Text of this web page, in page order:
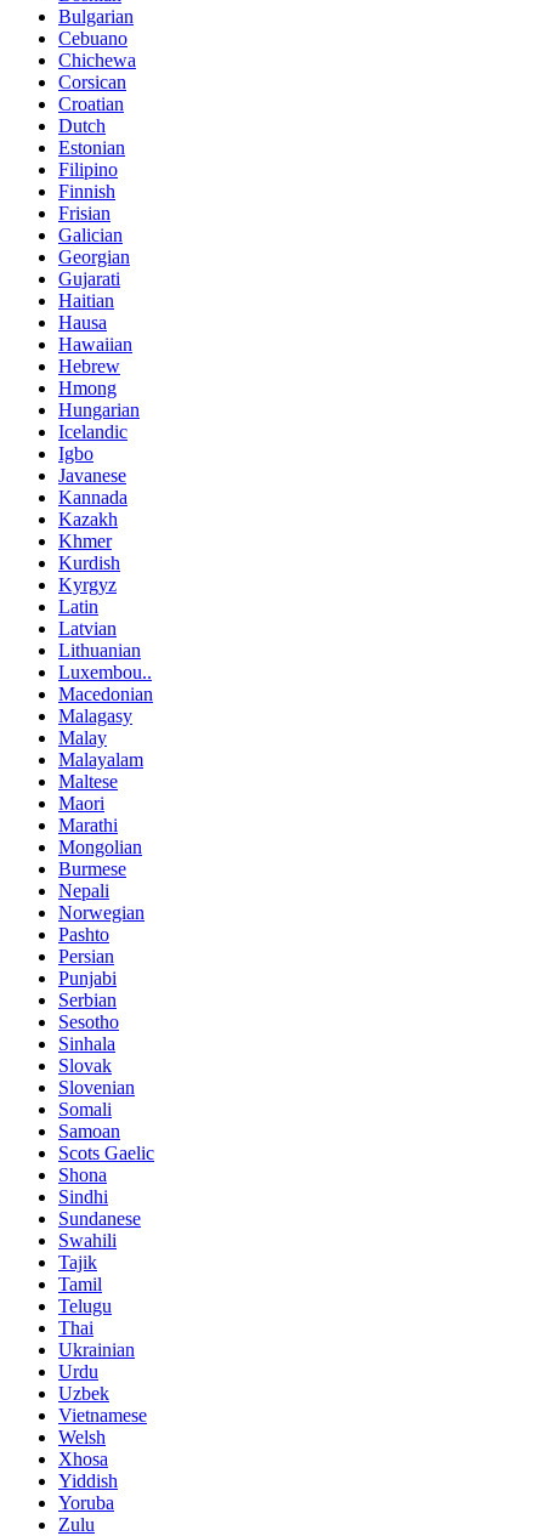
Bulgarian
Cebuano
Chichewa
Corsican
Croatian
Dutch
Estonian
Filipino
Finnish
Frisian
Galician
Georgian
Gujarati
Haitian
Hausa
Hawaiian
Hebrew
Hmong
Hungarian
Icelandic
Igbo
Javanese
Kannada
Kazakh
Khmer
Kurdish
Kyrgyz
Latin
Latvian
Lithuanian
Luxembou..
Macedonian
Malagasy
Malay
Malayalam
Maltese
Maori
Marathi
Mongolian
Burmese
Nepali
Norwegian
Pashto
Persian
Punjabi
Serbian
Sesotho
Sinhala
Slovak
Slovenian
Somali
Samoan
Scots Gaelic
Shona
Sindhi
Sundanese
Swahili
Tajik
Tamil
Telugu
Thai
Ukrainian
Urdu
Uzbek
Vietnamese
Welsh
Xhosa
Yiddish
Yoruba
Zulu